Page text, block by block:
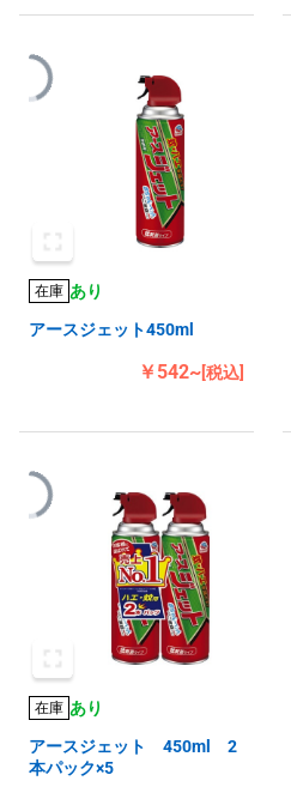
在庫 あり
アースジェット450ml
￥542~[税込]
在庫 あり
アースジェット 450ml 2
本パック×5